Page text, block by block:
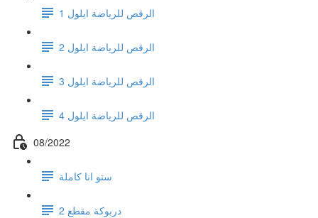
الرقص للرياضة ايلول 1
الرقص للرياضة ايلول 2
الرقص للرياضة ايلول 3
الرقص للرياضة ايلول 4
08/2022
ستو انا كاملة
دربوكة مقطع 2